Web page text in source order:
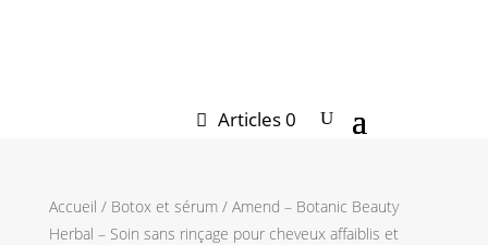
Articles 0
Accueil / Botox et sérum/ Amend – Botanic Beauty
Herbal – Soin sans rinçage pour cheveux affaiblis et